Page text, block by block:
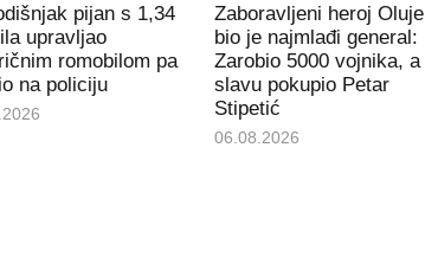
pijan s 1,34
upravljao
romobilom pa
na policiju
Zaboravljeni heroj Oluje
bio je najmlađi general:
Zarobio 5000 vojnika, a
slavu pokupio Petar
Stipetić
06.08.2026